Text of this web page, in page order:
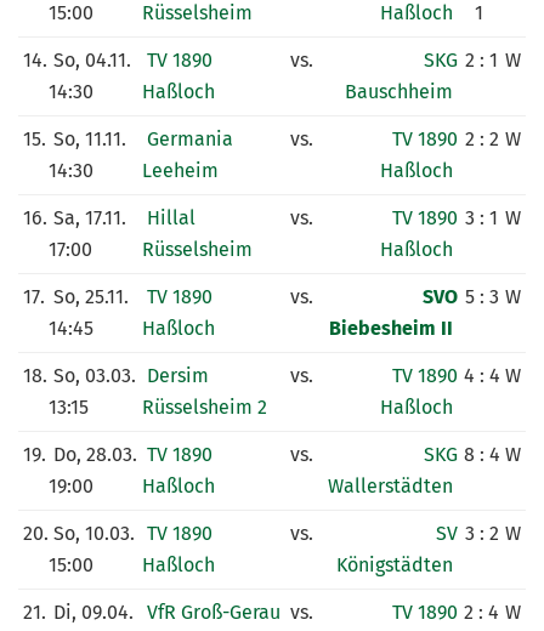
15:00
Rüsselsheim
Haßloch
1
14. So, 04.11.
14:30
TV 1890
Haßloch
vs.
SKG
Bauschheim
2 : 1 W
15. So, 11.11.
14:30
Germania
Leeheim
vs.
TV 1890
Haßloch
2 : 2 W
16. Sa, 17.11.
17:00
Hillal
Rüsselsheim
vs.
TV 1890
Haßloch
3 : 1 W
17. So, 25.11.
14:45
TV 1890
Haßloch
vs.
SVO
Biebesheim II
5 : 3 W
18. So, 03.03.
13:15
Dersim
Rüsselsheim 2
vs.
TV 1890
Haßloch
4 : 4 W
19. Do, 28.03.
19:00
TV 1890
Haßloch
vs.
SKG
Wallerstädten
8 : 4 W
20. So, 10.03.
15:00
TV 1890
Haßloch
vs.
SV
Königstädten
3 : 2 W
21. Di, 09.04.
VfR Groß-Gerau vs.
TV 1890 2 : 4 W